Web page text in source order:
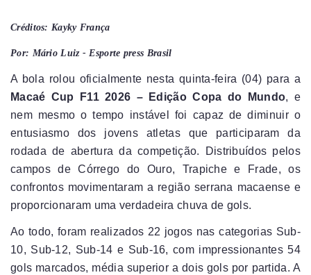
Créditos: Kayky França
Por: Mário Luiz - Esporte press Brasil
A bola rolou oficialmente nesta quinta-feira (04) para a
Macaé Cup F11 2026 – Edição Copa do Mundo, e
nem mesmo o tempo instável foi capaz de diminuir o
entusiasmo dos jovens atletas que participaram da
rodada de abertura da competição. Distribuídos pelos
campos de Córrego do Ouro, Trapiche e Frade, os
confrontos movimentaram a região serrana macaense e
proporcionaram uma verdadeira chuva de gols.
Ao todo, foram realizados 22 jogos nas categorias Sub-
10, Sub-12, Sub-14 e Sub-16, com impressionantes 54
gols marcados, média superior a dois gols por partida. A